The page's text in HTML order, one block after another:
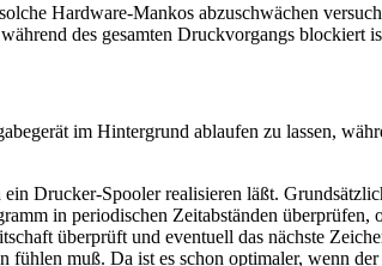
Hardware-Mankos abzuschwächen
des gesamten Druckvorgangs blockiert
im Hintergrund ablaufen zu lassen,
Drucker-Spooler realisieren läßt.
in periodischen Zeitabständen
überprüft und eventuell das nächste
fühlen muß. Da ist es schon optimaler, wenn